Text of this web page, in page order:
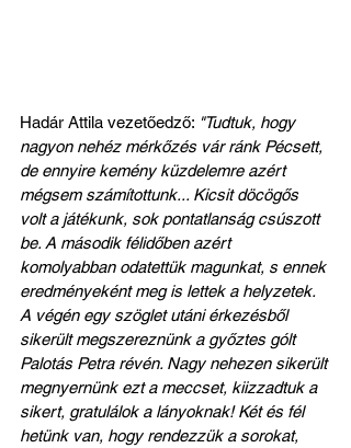
Hadár Attila vezetőedző: "Tudtuk, hogy
nagyon nehéz mérkőzés vár ránk Pécsett,
de ennyire kemény küzdelemre azért
mégsem számítottunk... Kicsit döcögős
volt a játékunk, sok pontatlanság csúszott
be. A második félidőben azért
komolyabban odatettük magunkat, s ennek
eredményeként meg is lettek a helyzetek.
A végén egy szöglet utáni érkezésből
sikerült megszereznünk a győztes gólt
Palotás Petra révén. Nagy nehezen sikerült
megnyernünk ezt a meccset, kiizzadtuk a
sikert, gratulálok a lányoknak! Két és fél
hetünk van, hogy rendezzük a sorokat,